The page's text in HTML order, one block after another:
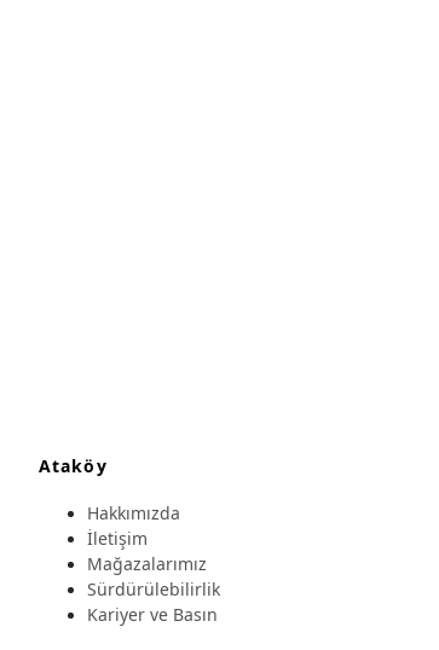
Ataköy
Hakkımızda
İletişim
Mağazalarımız
Sürdürülebilirlik
Kariyer ve Basın